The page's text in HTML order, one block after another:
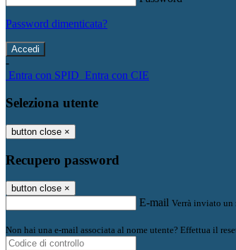
Password dimenticata?
-
Entra con SPID Entra con CIE
Seleziona utente
button close ×
Recupero password
button close ×
E-mail Verrà inviato un
Non hai una e-mail associata al nome utente? Effettua il